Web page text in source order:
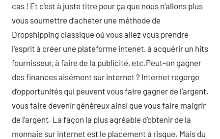
cas ! Et c’est à juste titre pour ça que nous n’allons plus
vous soumettre d’acheter une méthode de
Dropshipping classique où vous allez vous prendre
l’esprit à créer une plateforme intenet, à acquérir un hits
fournisseur, à faire de la publicité, etc.Peut-on gagner
des finances aisément sur internet ? Internet regorge
d’opportunités qui peuvent vous faire gagner de l’argent,
vous faire devenir généreux ainsi que vous faire maigrir
de l’argent. La façon la plus agréable d’obtenir de la
monnaie sur internet est le placement à risque. Mais du